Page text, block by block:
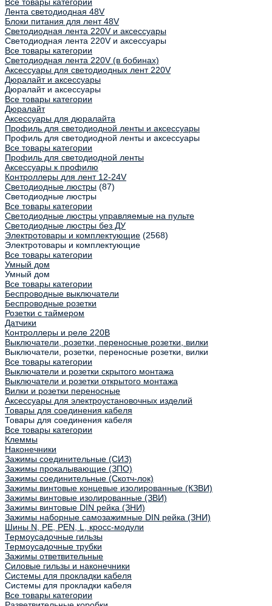
Все товары категории
Лента светодиодная 48V
Блоки питания для лент 48V
Светодиодная лента 220V и аксессуары
Светодиодная лента 220V и аксессуары
Все товары категории
Светодиодная лента 220V (в бобинах)
Аксессуары для светодиодных лент 220V
Дюралайт и аксессуары
Дюралайт и аксессуары
Все товары категории
Дюралайт
Аксессуары для дюралайта
Профиль для светодиодной ленты и аксессуары
Профиль для светодиодной ленты и аксессуары
Все товары категории
Профиль для светодиодной ленты
Аксессуары к профилю
Контроллеры для лент 12-24V
Светодиодные люстры (87)
Светодиодные люстры
Все товары категории
Светодиодные люстры управляемые на пульте
Светодиодные люстры без ДУ
Электротовары и комплектующие (2568)
Электротовары и комплектующие
Все товары категории
Умный дом
Умный дом
Все товары категории
Беспроводные выключатели
Беспроводные розетки
Розетки с таймером
Датчики
Контроллеры и реле 220В
Выключатели, розетки, переносные розетки, вилки
Выключатели, розетки, переносные розетки, вилки
Все товары категории
Выключатели и розетки скрытого монтажа
Выключатели и розетки открытого монтажа
Вилки и розетки переносные
Аксессуары для электроустановочных изделий
Товары для соединения кабеля
Товары для соединения кабеля
Все товары категории
Клеммы
Наконечники
Зажимы соединительные (СИЗ)
Зажимы прокалывающие (ЗПО)
Зажимы соединительные (Скотч-лок)
Зажимы винтовые концевые изолированные (КЗВИ)
Зажимы винтовые изолированные (ЗВИ)
Зажимы винтовые DIN рейка (ЗНИ)
Зажимы наборные самозажимные DIN рейка (ЗНИ)
Шины N, PE, PEN, L, кросс-модули
Термоусадочные гильзы
Термоусадочные трубки
Зажимы ответвительные
Силовые гильзы и наконечники
Системы для прокладки кабеля
Системы для прокладки кабеля
Все товары категории